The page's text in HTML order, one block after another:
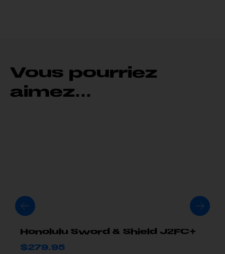
Vous pourriez
aimez...
Honolulu Sword & Shield J2FC+
$279.95